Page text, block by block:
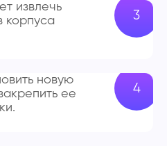
извлечь
корпуса
новую
ее